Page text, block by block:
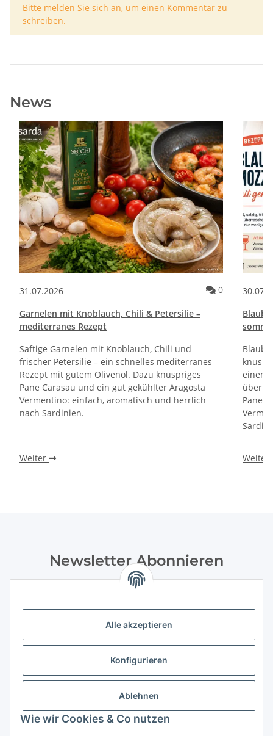
Alle akzeptieren
Konfigurieren
Ablehnen
Wie wir Cookies & Co nutzen
x
Bitte melden Sie sich an, um einen Kommentar zu
schreiben.
News
Kommentare zum Artikel Pane e Cipolle Rezept | Italienische
31.07.2026 0
Garnelen mit Knoblauch, Chili & Petersilie –
mediterranes Rezept
Saftige Garnelen mit Knoblauch, Chili und
frischer Petersilie – ein schnelles mediterranes
Rezept mit gutem Olivenöl. Dazu knuspriges
Pane Carasau und ein gut gekühlter Aragosta
Vermentino: einfach, aromatisch und herrlich
nach Sardinien.
Weiter
einem
Pane
Weiter
Newsletter Abonnieren
Bitte senden Sie mir entsprechend Ihrer
Informationen zu Ihrem Produktsortiment Weine und
Feinkost per E-Mail zu. Durch die Bestätigung
des „Abonnieren“-Buttons stimme ich zusätzlich der Analyse
durch individuelle Messung, Speicherung und Auswertung
von Öffnungsraten und der Klickraten zur Optimierung und
Gestaltung zukünftiger Newsletter zu. Hierfür wird
ausgewertet. Ein direkter Bezug zu meiner Person wird dabei
ausgeschlossen. Meine Einwilligung kann ich jederzeit mit
Wirkung für die Zukunft über den Link in unserem Newsletter